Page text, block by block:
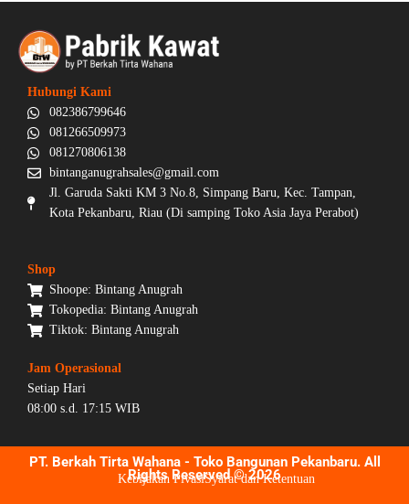
Hubungi Kami
082386799646
081266509973
081270806138
bintanganugrahsales@gmail.com
Jl. Garuda Sakti KM 3 No.8, Simpang Baru, Kec. Tampan,
Kota Pekanbaru, Riau (Di samping Toko Asia Jaya Perabot)
Shop
Shoope: Bintang Anugrah
Tokopedia: Bintang Anugrah
Tiktok: Bintang Anugrah
Jam Operasional
Setiap Hari
08:00 s.d. 17:15 WIB
PT. Berkah Tirta Wahana - Toko Bangunan Pekanbaru. All
Rights Reserved © 2026
Kebijakan PivasiSyarat dan Ketentuan